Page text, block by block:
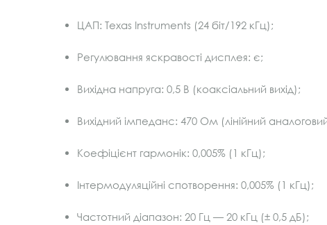
ЦАП: Texas Instruments (24 біт/192 кГц);
Регулювання яскравості дисплея: є;
Вихідна напруга: 0,5 В (коаксіальний вихід);
Вихідний імпеданс: 470 Ом (лінійний
Коефіцієнт гармонік: 0,005% (1 кГц);
Інтермодуляційні спотворення: 0,005% (1 кГц);
Частотний діапазон: 20 Гц — 20 кГц (± 0,5 дБ);